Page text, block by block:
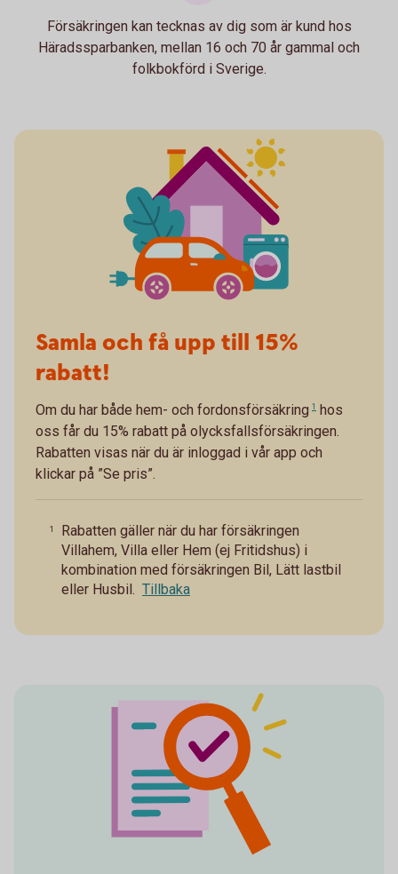
Försäkringen kan tecknas av dig som är kund hos
Häradssparbanken, mellan 16 och 70 år gammal och
folkbokförd i Sverige.
Samla och få upp till 15%
rabatt!
Om du har både hem- och fordonsförsäkring 1 hos
oss får du 15% rabatt på olycksfallsförsäkringen.
Rabatten visas när du är inloggad i vår app och
klickar på ”Se pris”.
1
Rabatten gäller när du har försäkringen
Villahem, Villa eller Hem (ej Fritidshus) i
kombination med försäkringen Bil, Lätt lastbil
eller Husbil. Tillbaka